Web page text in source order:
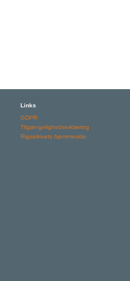
Links
GDPR
Tilgængelighedserklæring
Rigsarkivets hjemmeside